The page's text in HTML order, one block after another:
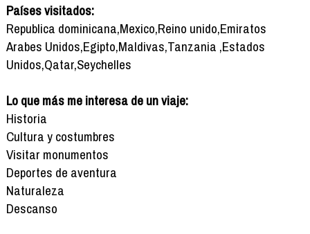
Países visitados:
Republica dominicana,Mexico,Reino unido,Emiratos
Arabes Unidos,Egipto,Maldivas,Tanzania ,Estados
Unidos,Qatar,Seychelles
Lo que más me interesa de un viaje:
Historia
Cultura y costumbres
Visitar monumentos
Deportes de aventura
Naturaleza
Descanso